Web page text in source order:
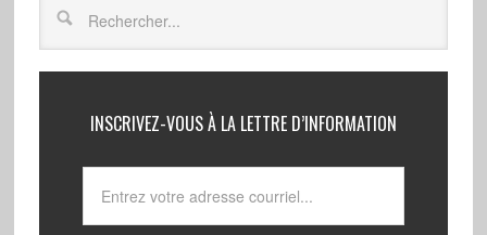
INSCRIVEZ-VOUS À LA LETTRE D’INFORMATION